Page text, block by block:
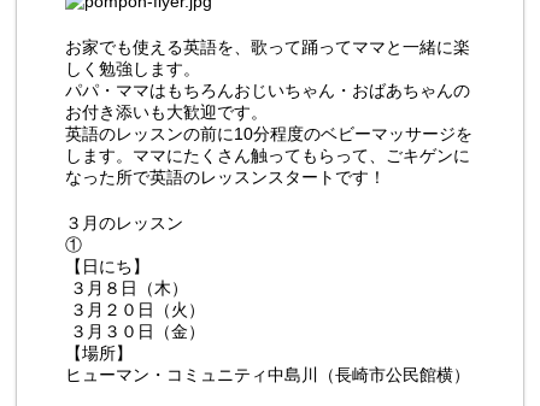
お家でも使える英語を、歌って踊ってママと一緒に楽
しく勉強します。
パパ・ママはもちろんおじいちゃん・おばあちゃんの
お付き添いも大歓迎です。
英語のレッスンの前に10分程度のベビーマッサージを
します。ママにたくさん触ってもらって、ごキゲンに
なった所で英語のレッスンスタートです！
３月のレッスン
①
【日にち】
３月８日（木）
３月２０日（火）
３月３０日（金）
【場所】
ヒューマン・コミュニティ中島川（長崎市公民館横）